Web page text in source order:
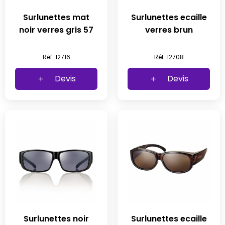
Surlunettes mat
noir verres gris 57
Réf. 12716
Devis
Surlunettes ecaille
verres brun
Réf. 12708
Devis
Surlunettes noir
Surlunettes ecaille